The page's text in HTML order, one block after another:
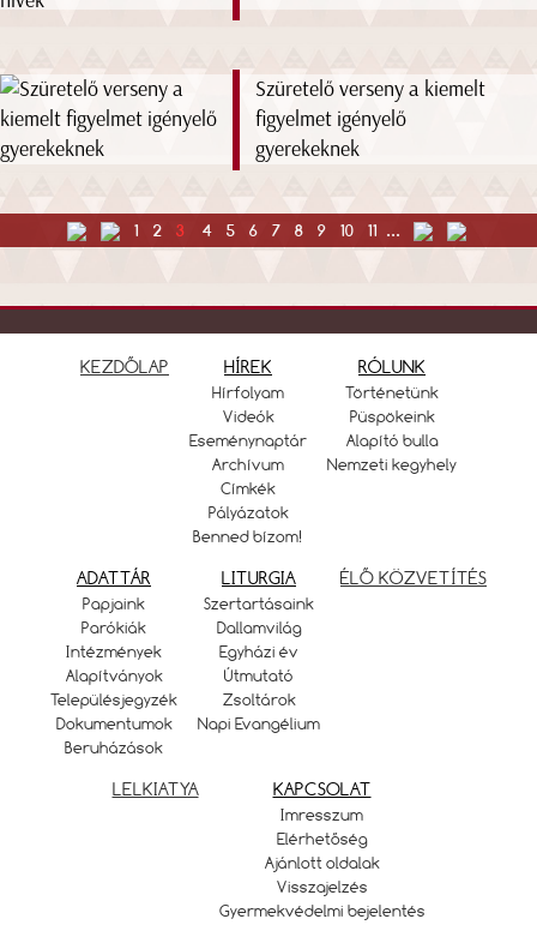
Szüretelő verseny a kiemelt
figyelmet igényelő
gyerekeknek
1 2 3 4 5 6 7 8 9 10 11 ...
KEZDŐLAP HÍREK
Hírfolyam
Videók
Eseménynaptár
Archívum
Címkék
Pályázatok
Benned bízom!
RÓLUNK
Történetünk
Püspökeink
Alapító bulla
Nemzeti kegyhely
ADATTÁR
Papjaink
Parókiák
Intézmények
Alapítványok
Településjegyzék
Dokumentumok
Beruházások
LITURGIA
Szertartásaink
Dallamvilág
Egyházi év
Útmutató
Zsoltárok
Napi Evangélium
ÉLŐ KÖZVETÍTÉS
LELKIATYA KAPCSOLAT
Imresszum
Elérhetőség
Ajánlott oldalak
Visszajelzés
Gyermekvédelmi bejelentés